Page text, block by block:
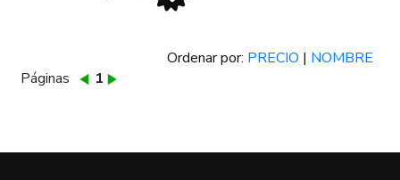
Ordenar por: PRECIO | NOMBRE
Páginas
1